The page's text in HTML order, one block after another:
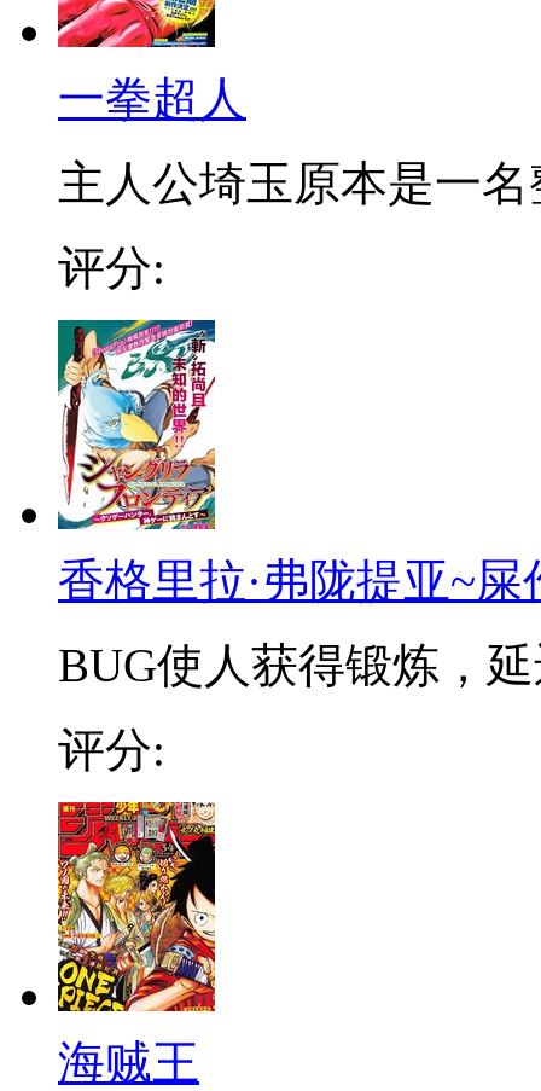
一拳超人
主人公埼玉原本是一名
评分:
香格里拉·弗陇提亚~
BUG使人获得锻炼，
评分:
海贼王